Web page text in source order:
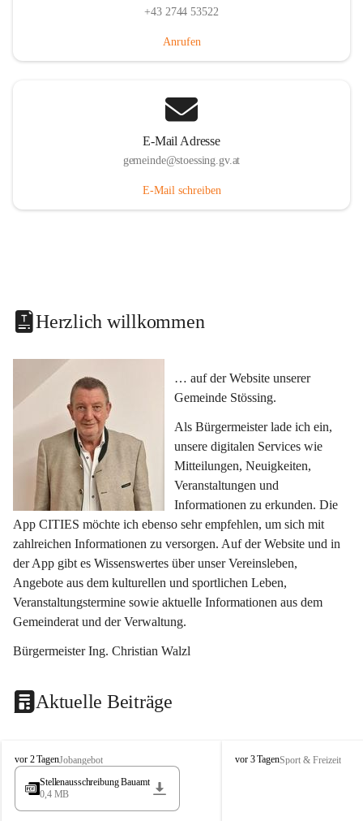
+43 2744 53522
Anrufen
E-Mail Adresse
gemeinde@stoessing.gv.at
E-Mail schreiben
Herzlich willkommen
… auf der Website unserer
Gemeinde Stössing.
Als Bürgermeister lade ich ein,
unsere digitalen Services wie
Mitteilungen, Neuigkeiten,
Veranstaltungen und
Informationen zu erkunden. Die
App CITIES möchte ich ebenso sehr empfehlen, um sich mit
zahlreichen Informationen zu versorgen. Auf der Website und in
der App gibt es Wissenswertes über unser Vereinsleben,
Angebote aus dem kulturellen und sportlichen Leben,
Veranstaltungstermine sowie aktuelle Informationen aus dem
Gemeinderat und der Verwaltung.
Bürgermeister Ing. Christian Walzl
Aktuelle Beiträge
S
t
s
vor 2 TagenJobangebot
Stellenausschreibung Bauamt
0,4 MB
S
vor 3 TagenSport & Freizeit